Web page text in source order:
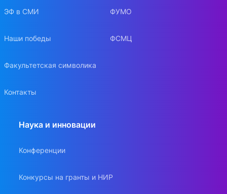
ЭФ в СМИ
Наши победы
Факультетская символика
Контакты
ФУМО
ФСМЦ
Наука и инновации
Конференции
Конкурсы на гранты и НИР